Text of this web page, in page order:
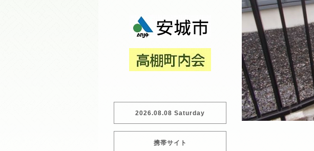
2026.08.08 Saturday
携帯サイト